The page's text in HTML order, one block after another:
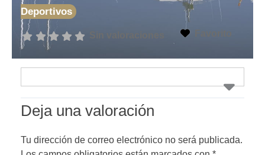
Deportivos
Deja una valoración
Tu dirección de correo electrónico no será publicada.